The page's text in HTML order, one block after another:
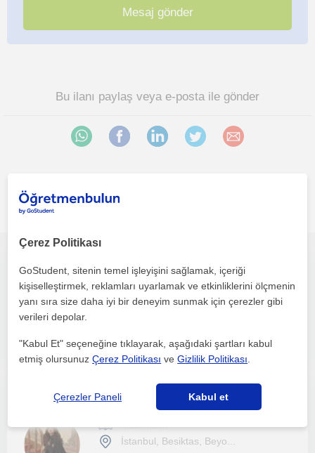
Bu ilanı paylaş veya e-posta ile gönder
Istanbul bölgesinde ilginizi çekebilecek diğer Matematik
Uygun fiyatlı matematik özel ders veriyorum
Matematik
Matematik
İstanbul, Besiktas, Beyo...
Çerez Politikası
GoStudent, sitenin temel işleyişini sağlamak, içeriği
kişiselleştirmek, reklamları uyarlamak ve etkinliklerini ölçmenin
yanı sıra size daha iyi bir deneyim sunmak için çerezler gibi
verileri depolar.
"Kabul Et" seçeneğine tıklayarak, aşağıdaki şartları kabul
etmiş olursunuzÇerez Politikası veGizlilik Politikası
Çerezler Paneli Kabul et